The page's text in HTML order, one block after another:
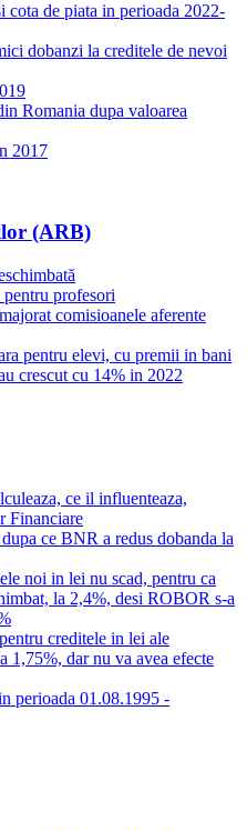
cota de piata in perioada 2022-
dobanzi la creditele de nevoi
Romania dupa valoarea
2017
(ARB)
profesori
comisioanele aferente
pentru elevi, cu premii in bani
crescut cu 14% in 2022
ce il influenteaza,
Financiare
ce BNR a redus dobanda la
noi in lei nu scad, pentru ca
la 2,4%, desi ROBOR s-a
creditele in lei ale
1,75%, dar nu va avea efecte
perioada 01.08.1995 -